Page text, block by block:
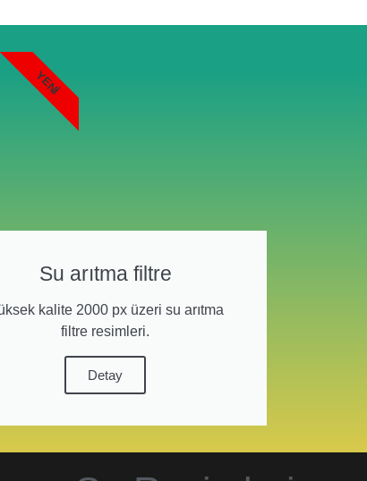
Su arıtma filtre
kalite 2000 px üzeri su arıtma
filtre resimleri.
Detay
YENI